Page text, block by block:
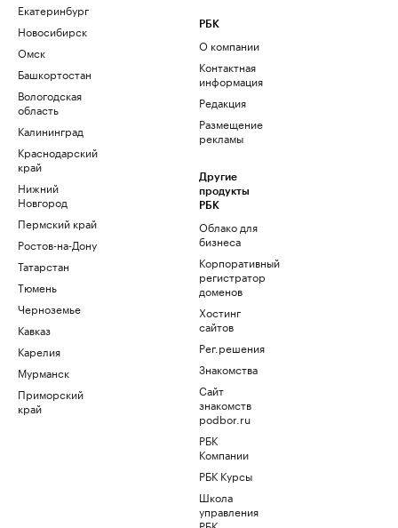
Екатеринбург
Новосибирск
Омск
Башкортостан
Вологодская
область
Калининград
Краснодарский
край
Нижний
Новгород
Пермский край
Ростов-на-Дону
Татарстан
Тюмень
Черноземье
Кавказ
Карелия
Мурманск
Приморский
край
РБК
О компании
Контактная
информация
Редакция
Размещение
рекламы
Другие
продукты
РБК
Облако для
бизнеса
Корпоративный
регистратор
доменов
Хостинг
сайтов
Рег.решения
Знакомства
Сайт
знакомств
podbor.ru
РБК
Компании
РБК Курсы
Школа
управления